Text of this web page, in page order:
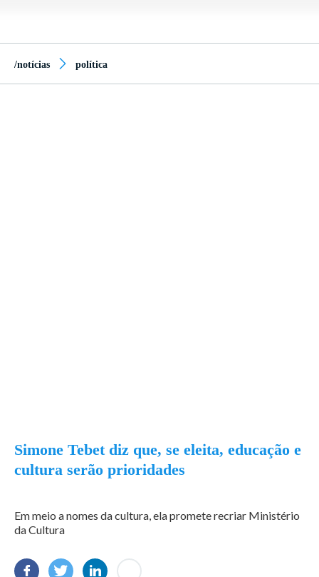
/notícias política
Simone Tebet diz que, se eleita, educação e
cultura serão prioridades
Em meio a nomes da cultura, ela promete recriar Ministério
da Cultura